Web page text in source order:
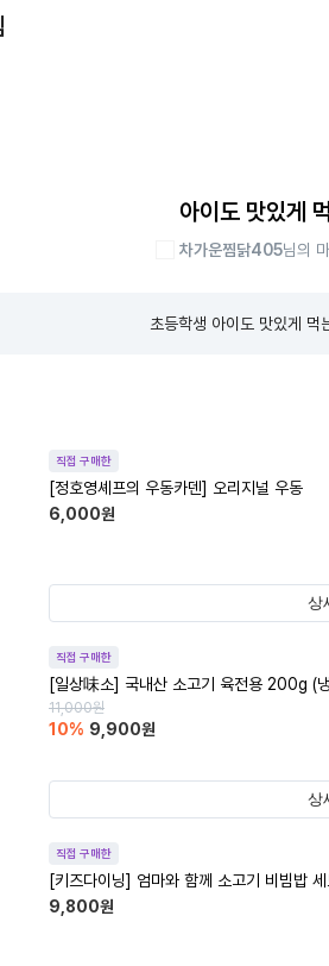
아이도 맛있게
차가운찜닭405님의
초등학생 아이도 맛있게 먹
직접 구매한
[정호영셰프의 우동카덴] 오리지널 우동
6,000원
상
직접 구매한
[일상味소] 국내산 소고기 육전용 200g (
11,000원
10% 9,900원
상
직접 구매한
[키즈다이닝] 엄마와 함께 소고기 비빔밥 세
9,800원